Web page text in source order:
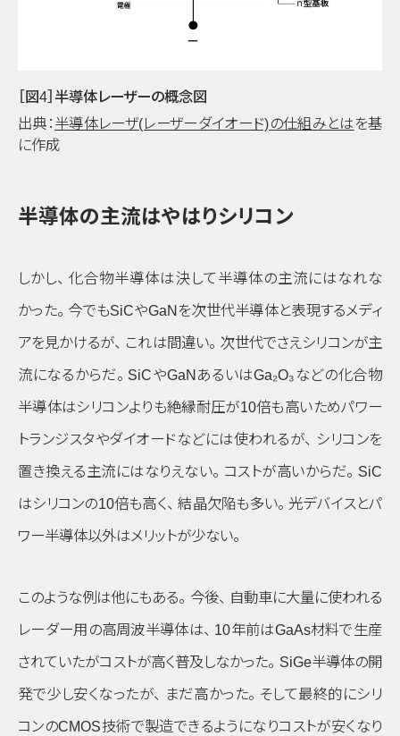
［図4］半導体レーザーの概念図
出典： 半導体レーザ(レーザーダイオード)の仕組みとはを基
に作成
半導体の主流はやはりシリコン
しかし、 化合物半導体は決して半導体の主流にはなれな
かった。 今でもSiCやGaNを次世代半導体と表現するメディ
アを見かけるが、 これは間違い。 次世代でさえシリコンが主
流になるからだ。 SiCやGaNあるいはGa₂O₃などの化合物
半導体はシリコンよりも絶縁耐圧が10倍も高いためパワー
トランジスタやダイオードなどには使われるが、
シリコンを
置き換える主流にはなりえない。 コストが高いからだ。 SiC
はシリコンの10倍も高く、 結晶欠陥も多い。 光デバイスとパ
ワー半導体以外はメリットが少ない。
このような例は他にもある。 今後、 自動車に大量に使われる
レーダー用の高周波半導体は、 10年前はGaAs材料で生産
されていたがコストが高く普及しなかった。 SiGe半導体の開
発で少し安くなったが、 まだ高かった。 そして最終的にシリ
コンのCMOS技術で製造できるようになりコストが安くなり